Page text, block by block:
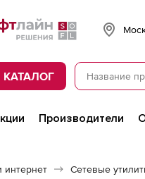
КАТАЛОГ
Производители
интернет Сетевые